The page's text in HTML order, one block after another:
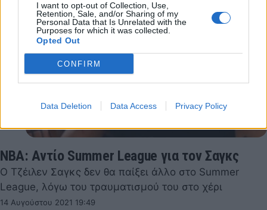
I want to opt-out of Collection, Use,
Retention, Sale, and/or Sharing of my
Personal Data that Is Unrelated with the
Purposes for which it was collected.
Opted Out
CONFIRM
Data Deletion Data Access Privacy Policy
ΝΒΑ: Αντίο Summer League για τον Σαγκς
Ο Τζέιλεν Σαγκς δεν θα παίξει άλλο στο Summer
League, λόγω του τραυματισμού του στο χέρι
14 Αυγούστου 2021 19:49